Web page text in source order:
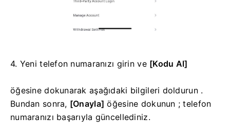
4. Yeni telefon numaranızı girin ve [Kodu Al]
öğesine dokunarak aşağıdaki bilgileri doldurun .
Bundan sonra, [Onayla] öğesine dokunun ; telefon
numaranızı başarıyla güncellediniz.